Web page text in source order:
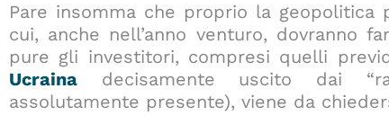
Pare insomma che proprio la
cui, anche nell’anno venturo, dovranno
pure gli investitori, compresi quelli
Ucraina decisamente uscito dai
assolutamente presente), viene da